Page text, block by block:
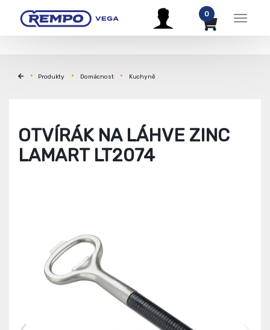
Menu
0
Produkty Domácnost Kuchyně
OTVÍRÁK NA LÁHVE ZINC
LAMART LT2074